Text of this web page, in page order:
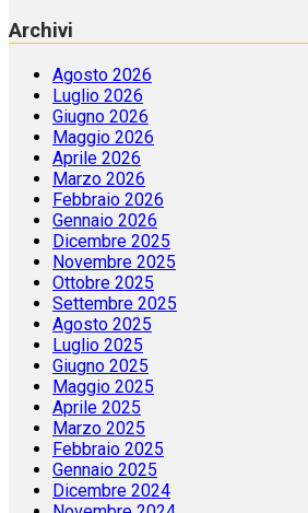
Archivi
Agosto 2026
Luglio 2026
Giugno 2026
Maggio 2026
Aprile 2026
Marzo 2026
Febbraio 2026
Gennaio 2026
Dicembre 2025
Novembre 2025
Ottobre 2025
Settembre 2025
Agosto 2025
Luglio 2025
Giugno 2025
Maggio 2025
Aprile 2025
Marzo 2025
Febbraio 2025
Gennaio 2025
Dicembre 2024